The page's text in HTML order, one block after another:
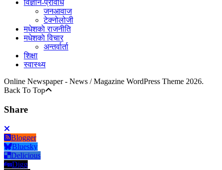
विज्ञान-प्रविधि
जनआवाज
टेक्नोलोजी
मधेशकाे राजनीति
मधेशकाे विचार
अन्तर्वार्ता
शिक्षा
स्वास्थ्य
Online Newspaper - News / Magazine WordPress Theme 2026.
Back To Top
Share
Blogger
Bluesky
Delicious
Digg